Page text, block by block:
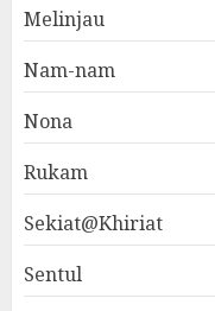
Melinjau
Nam-nam
Nona
Rukam
Sekiat@Khiriat
Sentul